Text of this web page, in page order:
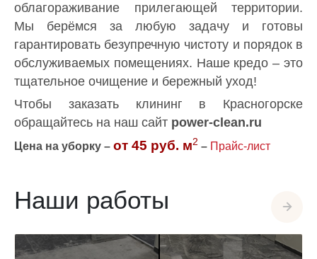
облагораживание прилегающей территории.
Мы берёмся за любую задачу и готовы
гарантировать безупречную чистоту и порядок в
обслуживаемых помещениях. Наше кредо – это
тщательное очищение и бережный уход!
Чтобы заказать клининг в Красногорске
обращайтесь на наш сайт power-clean.ru
Цена на уборку – от 45 руб. м2 – Прайс-лист
Наши работы